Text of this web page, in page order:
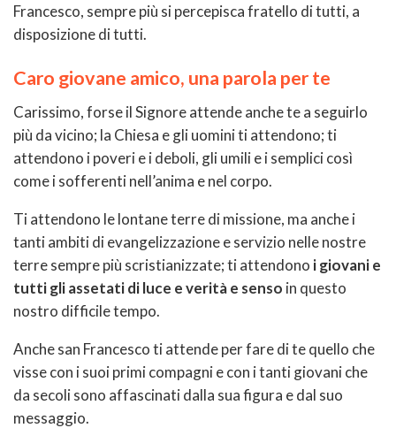
Francesco, sempre più si percepisca fratello di tutti, a
disposizione di tutti.
Caro giovane amico, una parola per te
Carissimo, forse il Signore attende anche te a seguirlo
più da vicino; la Chiesa e gli uomini ti attendono; ti
attendono i poveri e i deboli, gli umili e i semplici così
come i sofferenti nell’anima e nel corpo.
Ti attendono le lontane terre di missione, ma anche i
tanti ambiti di evangelizzazione e servizio nelle nostre
terre sempre più scristianizzate; ti attendono i giovani e
tutti gli assetati di luce e verità e senso in questo
nostro difficile tempo.
Anche san Francesco ti attende per fare di te quello che
visse con i suoi primi compagni e con i tanti giovani che
da secoli sono affascinati dalla sua figura e dal suo
messaggio.